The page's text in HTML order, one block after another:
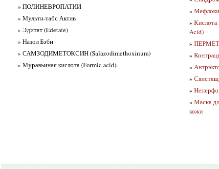
» ПОЛИНЕВРОПАТИИ
» Мульти-табс Актив
» Эдитат (Edetate)
» Назол Бэби
» САМЗОДИМЕТОКСИН (Salazodimethoxinum)
» Муравьиная кислота (Formic acid).
»
»
Acid)
»
»
»
»
»
» Маска
кожи